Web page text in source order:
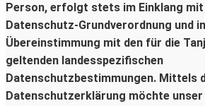
Person, erfolgt stets im Einklang mit
Datenschutz-Grundverordnung und in
Übereinstimmung mit den für die
geltenden landesspezifischen
Datenschutzbestimmungen. Mittels
Datenschutzerklärung möchte